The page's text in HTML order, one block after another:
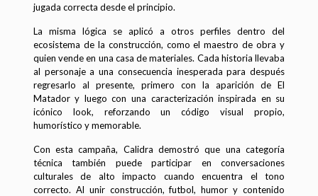
jugada correcta desde el principio.
La misma lógica se aplicó a otros perfiles dentro del
ecosistema de la construcción, como el maestro de obra y
quien vende en una casa de materiales. Cada historia llevaba
al personaje a una consecuencia inesperada para después
regresarlo al presente, primero con la aparición de El
Matador y luego con una caracterización inspirada en su
icónico look, reforzando un código visual propio,
humorístico y memorable.
Con esta campaña, Calidra demostró que una categoría
técnica también puede participar en conversaciones
culturales de alto impacto cuando encuentra el tono
correcto. Al unir construcción, futbol, humor y contenido